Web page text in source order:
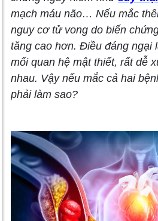
mạch máu não… Nếu mắc
nguy cơ tử vong do biến
tăng cao hơn. Điều đáng ngại
mối quan hệ mật thiết, rất dễ
nhau. Vậy nếu mắc cả hai
phải làm sao?